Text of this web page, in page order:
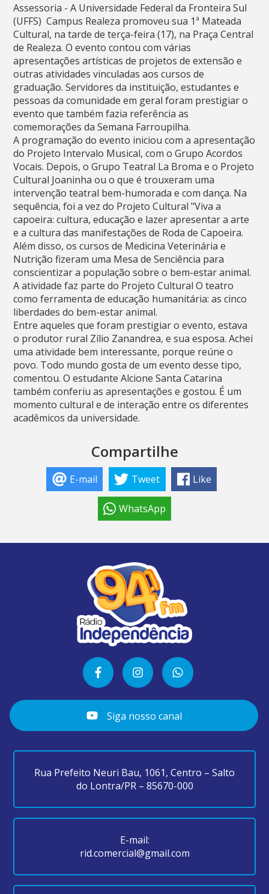
Assessoria - A Universidade Federal da Fronteira Sul
(UFFS)  Campus Realeza promoveu sua 1ª Mateada
Cultural, na tarde de terça-feira (17), na Praça Central
de Realeza. O evento contou com várias
apresentações artísticas de projetos de extensão e
outras atividades vinculadas aos cursos de
graduação. Servidores da instituição, estudantes e
pessoas da comunidade em geral foram prestigiar o
evento que também fazia referência as
comemorações da Semana Farroupilha.
A programação do evento iniciou com a apresentação
do Projeto Intervalo Musical, com o Grupo Acordos
Vocais. Depois, o Grupo Teatral La Broma e o Projeto
Cultural Joaninha ou o que é trouxeram uma
intervenção teatral bem-humorada e com dança. Na
sequência, foi a vez do Projeto Cultural "Viva a
capoeira: cultura, educação e lazer apresentar a arte
e a cultura das manifestações de Roda de Capoeira.
Além disso, os cursos de Medicina Veterinária e
Nutrição fizeram uma Mesa de Senciência para
conscientizar a população sobre o bem-estar animal.
A atividade faz parte do Projeto Cultural O teatro
como ferramenta de educação humanitária: as cinco
liberdades do bem-estar animal.
Entre aqueles que foram prestigiar o evento, estava
o produtor rural Zílio Zanandrea, e sua esposa. Achei
uma atividade bem interessante, porque reúne o
povo. Todo mundo gosta de um evento desse tipo,
comentou. O estudante Alcione Santa Catarina
também conferiu as apresentações e gostou. É um
momento cultural e de interação entre os diferentes
acadêmicos da universidade.
Compartilhe
E-mail Tweet Like
WhatsApp
Siga nosso canal
Rua Prefeito Neuri Bau, 1061, Centro – Salto
do Lontra/PR – 85670-000
E-mail:
rid.comercial@gmail.com